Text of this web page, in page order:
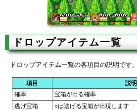
ドロップアイテム一覧
ドロップアイテム一覧の各項目の説明です。
項目
説明
確率
宝箱が出る確率
逃げ宝箱
○は逃げる宝箱が出現します